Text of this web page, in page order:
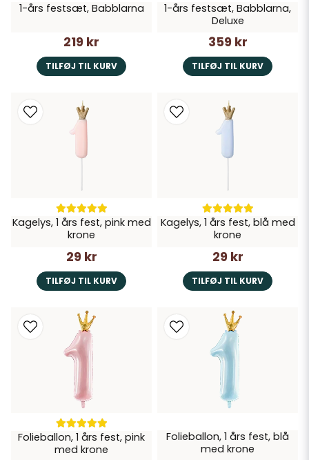
1-års festsæt, Babblarna
219 kr
TILFØJ TIL KURV
1-års festsæt, Babblarna,
Deluxe
359 kr
TILFØJ TIL KURV
Kagelys, 1 års fest, pink med
krone
29 kr
TILFØJ TIL KURV
Kagelys, 1 års fest, blå med
krone
29 kr
TILFØJ TIL KURV
Folieballon, 1 års fest, pink
med krone
Folieballon, 1 års fest, blå
med krone